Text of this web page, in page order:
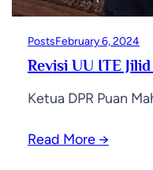
PostsFebruary 6, 2024
Revisi UU ITE
Ketua DPR Puan
Read More →